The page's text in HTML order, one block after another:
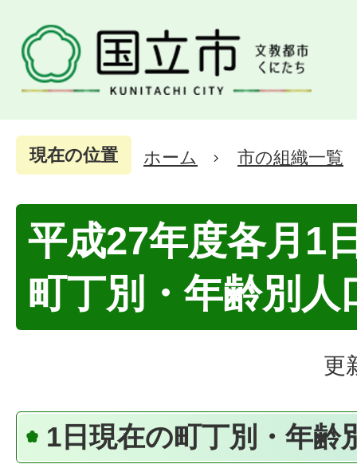
現在の位置 ホーム 市の組織一覧
平成27年度各月1
町丁別・年齢別人
更
1日現在の町丁別・年齢